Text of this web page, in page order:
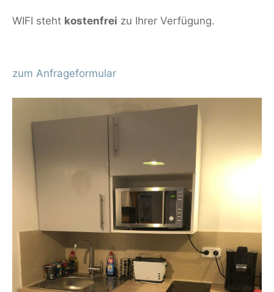
WIFI steht kostenfrei zu Ihrer Verfügung.
zum Anfrageformular